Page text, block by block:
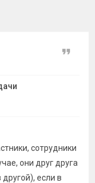
Цитата
сотрудники
они друг друга
если в